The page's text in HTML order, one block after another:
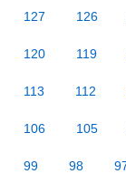
127 126
120 119
113 112
106 105
99 98